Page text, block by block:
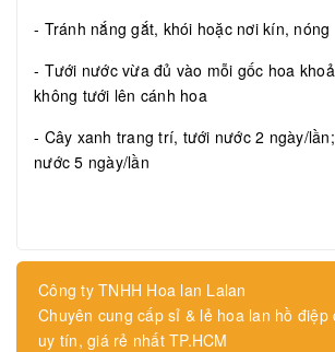
- Tránh nắng gắt, khói hoặc nơi kín, nóng
- Tưới nước vừa đủ vào mỗi gốc hoa
không tưới lên cánh hoa
- Cây xanh trang trí, tưới nước 2 ngày/
nước 5 ngày/lần
Công ty TNHH Hoa lan Lalan
Chuyên cung cấp sỉ & lẻ hoa lan hồ điệp
uy tín, giá rẻ nhất TP.HCM